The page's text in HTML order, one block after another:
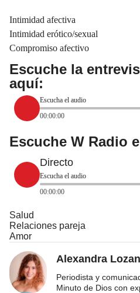
Intimidad afectiva
Intimidad erótico/sexual
Compromiso afectivo
Escuche la
aquí:
Escucha el audio
00:00:00
Escuche W Radio
Directo
Escucha el audio
00:00:00
Salud
Relaciones pareja
Amor
Alexandra
Periodista y
Minuto de Dios con